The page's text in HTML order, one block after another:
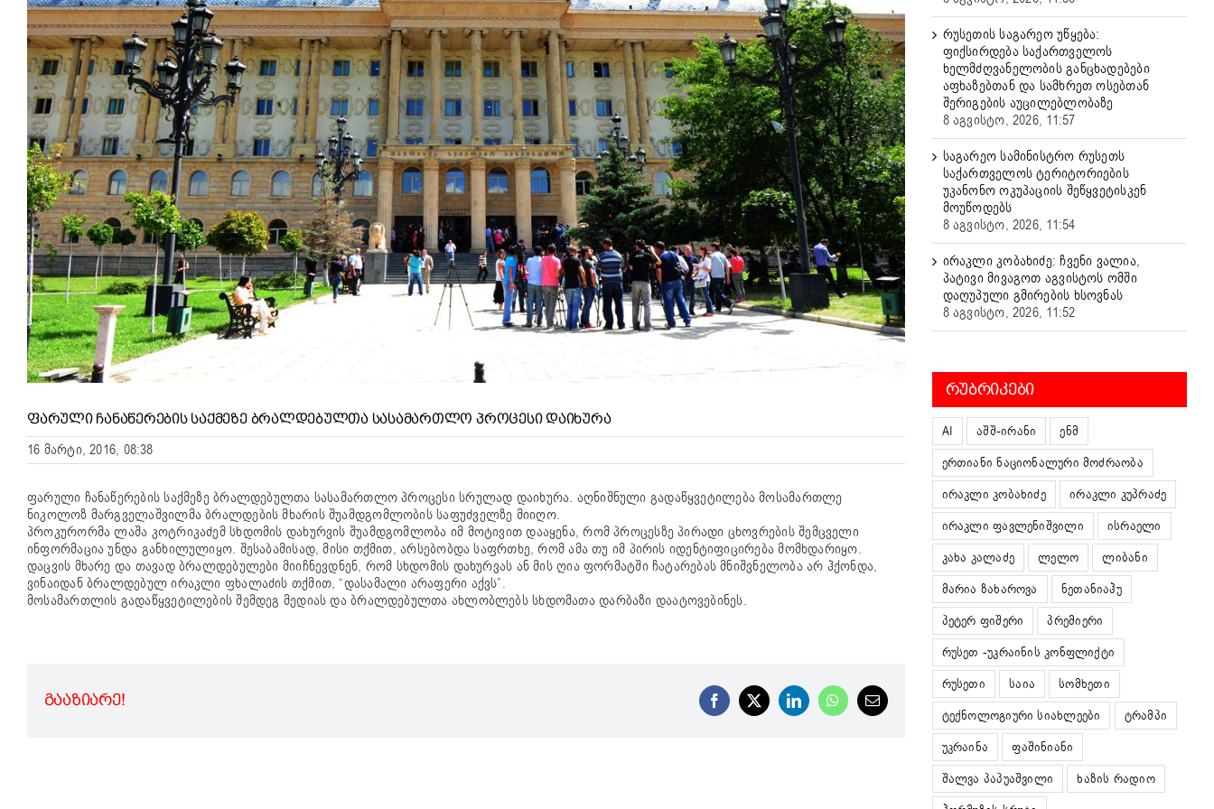
ᲤᲐᲠᲣᲚᲘ ᲩᲐᲜᲐᲬᲔᲠᲔᲑᲘᲡ ᲡᲐᲥᲛᲔᲖᲔ ᲑᲠᲐᲚᲓᲔᲑᲣᲚᲗᲐ ᲡᲐᲡᲐᲛᲐᲠᲗᲚᲝ ᲞᲠᲝᲪᲔᲡᲘ ᲓᲐᲘᲮᲣᲠᲐ
16 მარტი, 2016, 08:38
ფარული ჩანაწერების საქმეზე ბრალდებულთა სასამართლო პროცესი სრულად დაიხურა. აღნიშნული გადაწყვეტილება მოსამართლე
ნიკოლოზ მარგველაშვილმა ბრალდების მხარის შუამდგომლობის საფუძველზე მიიღო.
პროკურორმა ლაშა კოტრიკაძემ სხდომის დახურვის შუამდგომლობა იმ მოტივით დააყენა, რომ პროცესზე პირადი ცხოვრების შემცველი
ინფორმაცია უნდა განხილულიყო. შესაბამისად, მისი თქმით, არსებობდა საფრთხე, რომ ამა თუ იმ პირის იდენტიფიცირება მომხდარიყო.
დაცვის მხარე და თავად ბრალდებულები მიიჩნევდნენ, რომ სხდომის დახურვას ან მის ღია ფორმატში ჩატარებას მნიშვნელობა არ ჰქონდა,
ვინაიდან ბრალდებულ ირაკლი ფხალაძის თქმით, “დასამალი არაფერი აქვს”.
მოსამართლის გადაწყვეტილების შემდეგ მედიას და ბრალდებულთა ახლობლებს სხდომათა დარბაზი დაატოვებინეს.
ᲒᲐᲐᲖᲘᲐᲠᲔ! Facebook
X LinkedInWhatsApp
Email
რუსეთის საგარეო უწყება:
ფიქსირდება საქართველოს
ხელმძღვანელობის განცხადებები
აფხაზებთან და სამხრეთ ოსებთან
შერიგების აუცილებლობაზე
8 აგვისტო, 2026, 11:57
საგარეო სამინისტრო რუსეთს
საქართველოს ტერიტორიების
უკანონო ოკუპაციის შეწყვეტისკენ
მოუწოდებს
8 აგვისტო, 2026, 11:54
ირაკლი კობახიძე: ჩვენი ვალია,
პატივი მივაგოთ აგვისტოს ომში
დაღუპული გმირების ხსოვნას
8 აგვისტო, 2026, 11:52
ᲠᲣᲑᲠᲘᲙᲔᲑᲘ
AI აშშ-ირანი
ენმ
ერთიანი ნაციონალური მოძრაობა
ირაკლი კობახიძე
ირაკლი კუპრაძე
ირაკლი ფავლენიშვილი
ისრაელი
კახა კალაძე
ლელო
ლიბანი
მარია ზახაროვა
ნეთანიაჰუ
პეტერ ფიშერი
პრემიერი
რუსეთ -უკრაინის კონფლიქტი
რუსეთი
საია
სომხეთი
ტექნოლოგიური სიახლეები
ტრამპი
უკრაინა
ფაშინიანი
შალვა პაპუაშვილი
ხაზის რადიო